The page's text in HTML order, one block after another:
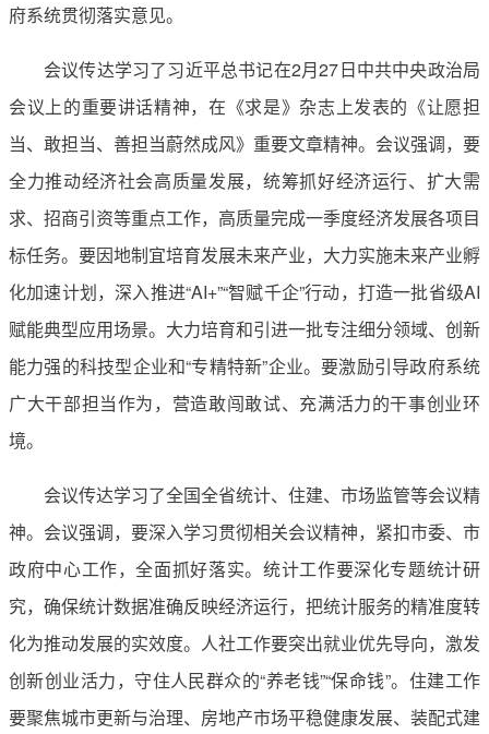
府系统贯彻落实意见。
会议传达学习了习近平总书记在2月27日中共中央政治局
会议上的重要讲话精神，在《求是》杂志上发表的《让愿担
当、敢担当、善担当蔚然成风》重要文章精神。会议强调，要
全力推动经济社会高质量发展，统筹抓好经济运行、扩大需
求、招商引资等重点工作，高质量完成一季度经济发展各项目
标任务。要因地制宜培育发展未来产业，大力实施未来产业孵
化加速计划，深入推进“AI+”“智赋千企”行动，打造一批省级AI
赋能典型应用场景。大力培育和引进一批专注细分领域、创新
能力强的科技型企业和“专精特新”企业。要激励引导政府系统
广大干部担当作为，营造敢闯敢试、充满活力的干事创业环
境。
会议传达学习了全国全省统计、住建、市场监管等会议精
神。会议强调，要深入学习贯彻相关会议精神，紧扣市委、市
政府中心工作，全面抓好落实。统计工作要深化专题统计研
究，确保统计数据准确反映经济运行，把统计服务的精准度转
化为推动发展的实效度。人社工作要突出就业优先导向，激发
创新创业活力，守住人民群众的“养老钱”“保命钱”。住建工作
要聚焦城市更新与治理、房地产市场平稳健康发展、装配式建